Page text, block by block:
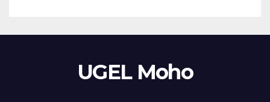
UGEL Moho